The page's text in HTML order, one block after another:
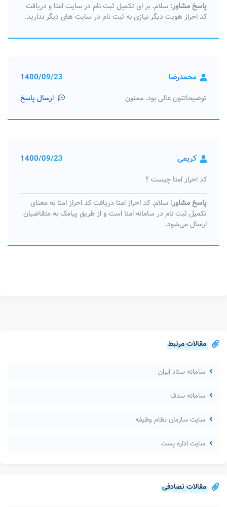
مقالات مرتبط
سامانه ستاد ایران
سامانه سدف
سایت سازمان نظام وظیفه
سایت اداره پست
مقالات تصادفی
پاسخ مشاور: سلام. بر ای تکمیل ثبت نام در سایت امتا و دریافت
کد احراز هویت دیگر نیازی به ثبت نام در سایت های دیگر ندارید.
محمدرضا 1400/09/23
توضیحاتتون عالی بود. ممنون ارسال پاسخ
کریمی 1400/09/23
کد احراز امتا چیست ؟
پاسخ مشاور: سلام. کد احراز امتا دریافت کد احراز امتا به معنای
تکمیل ثبت‌ نام در سامانه امتا است و از طریق پیامک به متقاضیان
ارسال می‌شود.